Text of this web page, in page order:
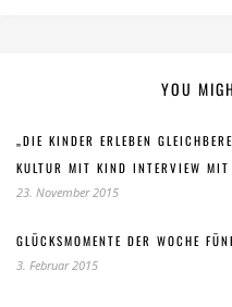
YOU
„DIE KINDER ERLEBEN
KULTUR MIT KIND INTERVIEW MIT
23. November 2015
GLÜCKSMOMENTE DER WOCHE
3. Februar 2015